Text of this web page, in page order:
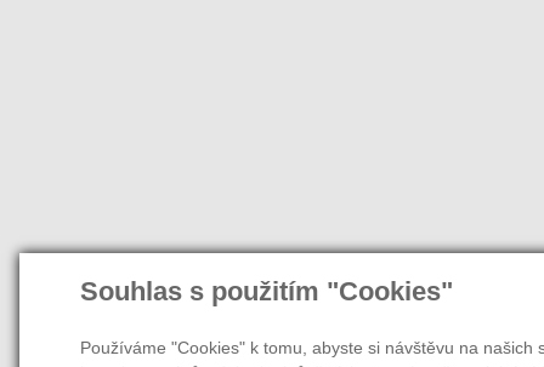
Souhlas s použitím "Cookies"
Používáme "Cookies" k tomu, abyste si návštěvu na